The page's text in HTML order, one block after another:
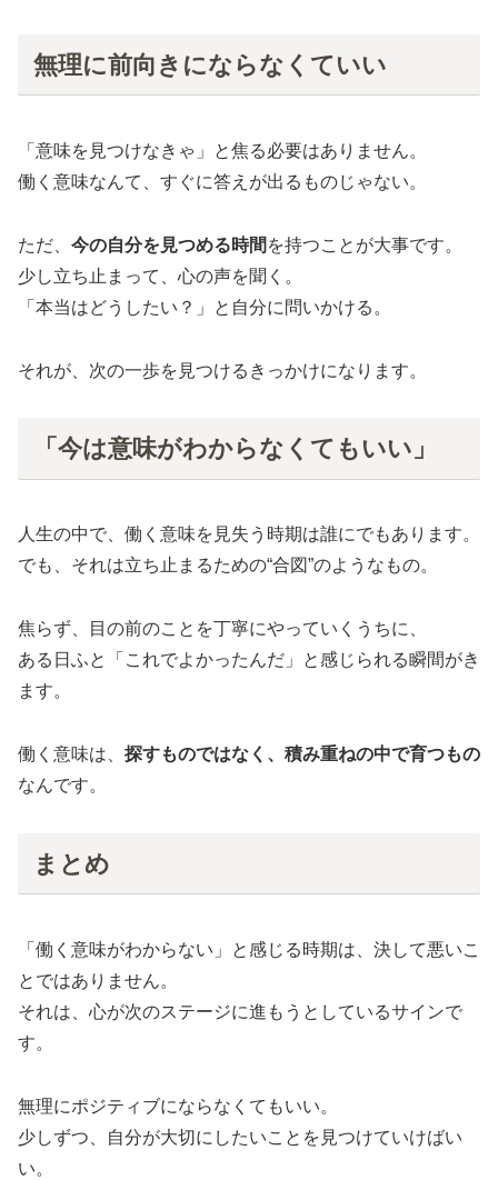
無理に前向きにならなくていい
「意味を見つけなきゃ」と焦る必要はありません。
働く意味なんて、すぐに答えが出るものじゃない。
ただ、 今の自分を見つめる時間 を持つことが大事です。
少し立ち止まって、心の声を聞く。
「本当はどうしたい？」と自分に問いかける。
それが、次の一歩を見つけるきっかけになります。
「今は意味がわからなくてもいい」
人生の中で、働く意味を見失う時期は誰にでもあります。
でも、それは立ち止まるための“合図”のようなもの。
焦らず、目の前のことを丁寧にやっていくうちに、
ある日ふと「これでよかったんだ」と感じられる瞬間がき
ます。
働く意味は、 探すものではなく、積み重ねの中で育つもの
なんです。
まとめ
「働く意味がわからない」と感じる時期は、決して悪いこ
とではありません。
それは、心が次のステージに進もうとしているサインで
す。
無理にポジティブにならなくてもいい。
少しずつ、自分が大切にしたいことを見つけていけばい
い。